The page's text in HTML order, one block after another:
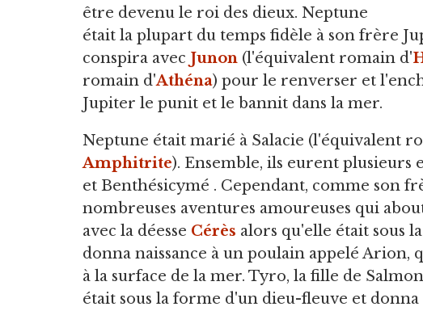
être devenu le roi des dieux. Neptune
était la plupart du temps fidèle à son frère
conspira avec Junon (l'équivalent romain d'
romain d'Athéna) pour le renverser et
Jupiter le punit et le bannit dans la mer.
Neptune était marié à Salacie (l'équivalent
Amphitrite). Ensemble, ils eurent plusieurs
et Benthésicymé . Cependant, comme son
nombreuses aventures amoureuses qui
avec la déesse Cérès alors qu'elle était sous
donna naissance à un poulain appelé Arion,
à la surface de la mer. Tyro, la fille de
était sous la forme d'un dieu-fleuve et donna